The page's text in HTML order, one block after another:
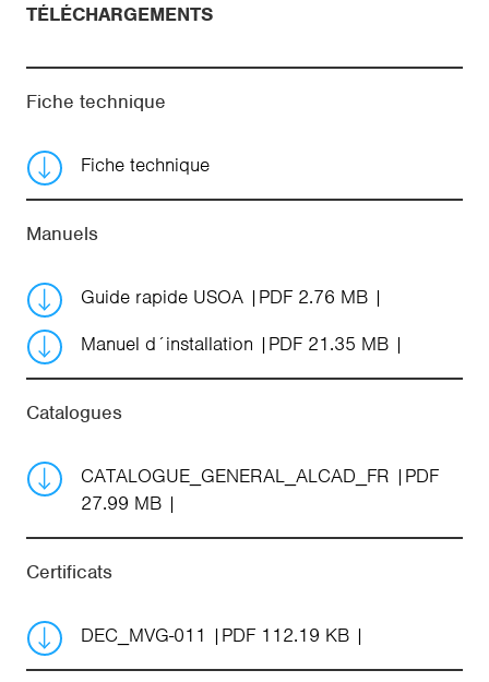
TÉLÉCHARGEMENTS
Fiche technique
Fiche technique
Manuels
Guide rapide USOA
PDF 2.76 MB
Manuel d´installation
PDF 21.35 MB
Catalogues
CATALOGUE_GENERAL_ALCAD_FR
PDF
27.99 MB
Certificats
DEC_MVG-011 PDF 112.19 KB